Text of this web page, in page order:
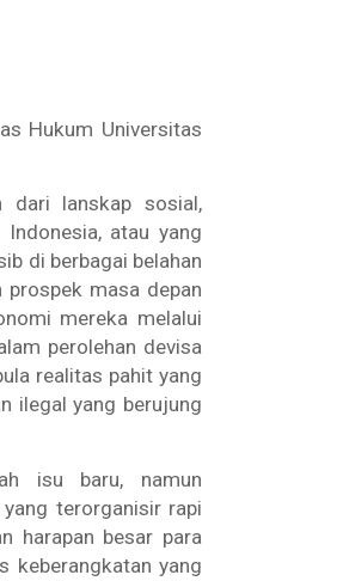
Hukum Universitas
dari lanskap sosial,
atau yang
di berbagai belahan
prospek masa depan
mereka melalui
perolehan devisa
realitas pahit yang
ilegal yang berujung
isu baru, namun
terorganisir rapi
harapan besar para
keberangkatan yang